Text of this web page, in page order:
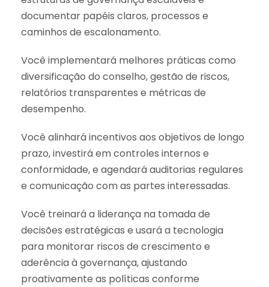
documentar papéis claros, processos e
caminhos de escalonamento.
Você implementará melhores práticas como
diversificação do conselho, gestão de riscos,
relatórios transparentes e métricas de
desempenho.
Você alinhará incentivos aos objetivos de longo
prazo, investirá em controles internos e
conformidade, e agendará auditorias regulares
e comunicação com as partes interessadas.
Você treinará a liderança na tomada de
decisões estratégicas e usará a tecnologia
para monitorar riscos de crescimento e
aderência à governança, ajustando
proativamente as políticas conforme